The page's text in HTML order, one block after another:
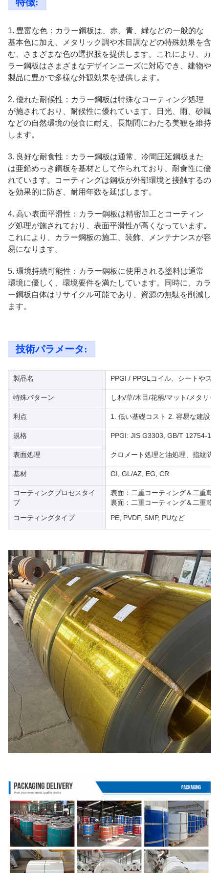
1. 豊富な色：カラー鋼板は、赤、青、緑などの一般的な
基本色に加え、メタリック調や木目調などの特殊効果を含
む、さまざまな色の選択肢を提供します。これにより、カ
ラー鋼板はさまざまなデザインニーズに対応でき、建物や
製品に豊かで多様な外観効果を提供します。
2. 優れた耐候性：カラー鋼板は特殊なコーティング処理
が施されており、耐候性に優れています。日光、雨、砂嵐
などの自然環境の侵食に耐え、長期間にわたる美観を維持
します。
3. 良好な耐食性：カラー鋼板は通常、冷間圧延鋼板また
は亜鉛めっき鋼板を基材として作られており、耐食性に優
れています。コーティングは鋼板が外部環境と接触するの
を効果的に防ぎ、耐用年数を延ばします。
4. 高い表面平滑性：カラー鋼板は精密加工とコーティン
グ処理が施されており、表面平滑性が高くなっています。
これにより、カラー鋼板の施工、装飾、メンテナンスが容
易になります。
5. 環境持続可能性：カラー鋼板に使用される塗料は通常
環境に優しく、環境要件を満たしています。同時に、カラ
ー鋼板自体はリサイクル可能であり、資源の無駄を削減し
ます。
技術パラメータ:
製品名 PPGI / PPGLコイル、シートやス
特殊パターン しわ/草/木目/花柄/マット/メタリ
利点 1. 低い基礎コスト 2. 容易な建設
規格 PPGI: JIS G3303, GB/T 12754-
表面処理 クロメート処理と油処理、指紋防
基材 GI, GL/AZ, EG, CR
コーティングプロセスタイ
プ
表面：二重コーティング＆二重乾
裏面：二重コーティング＆二重乾
コーティングタイプ
PE, PVDF, SMP, PUなど